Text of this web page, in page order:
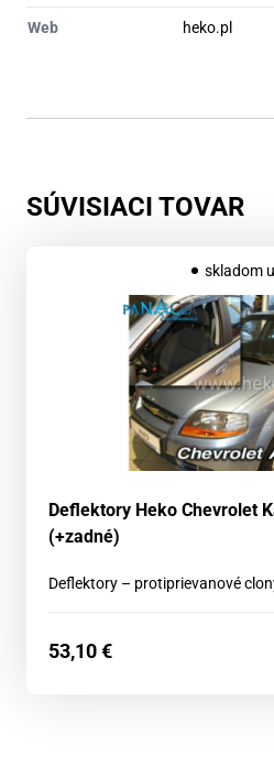
Web heko.pl
SÚVISIACI TOVAR
skladom
Deflektory Heko Chevrolet
(+zadné)
Deflektory – protiprievanové
53,10€